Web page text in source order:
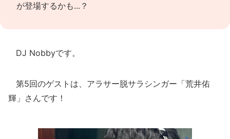
が登場するかも...？
DJ Nobbyです。
第5回のゲストは、アラサー脱サラシンガー「荒井佑
輝」さんです！